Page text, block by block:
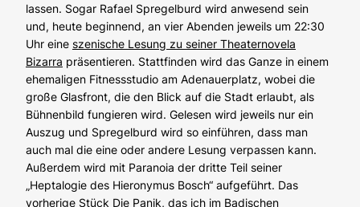
lassen. Sogar Rafael Spregelburd wird anwesend sein
und, heute beginnend, an vier Abenden jeweils um 22:30
Uhr eine szenische Lesung zu seiner Theaternovela
Bizarra präsentieren. Stattfinden wird das Ganze in einem
ehemaligen Fitnessstudio am Adenauerplatz, wobei die
große Glasfront, die den Blick auf die Stadt erlaubt, als
Bühnenbild fungieren wird. Gelesen wird jeweils nur ein
Auszug und Spregelburd wird so einführen, dass man
auch mal die eine oder andere Lesung verpassen kann.
Außerdem wird mit Paranoia der dritte Teil seiner
„Heptalogie des Hieronymus Bosch“ aufgeführt. Das
vorherige Stück Die Panik, das ich im Badischen